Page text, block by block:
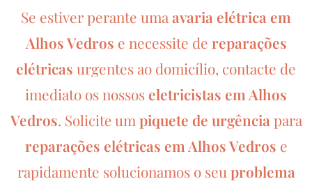
Se estiver perante uma avaria elétrica em
Alhos Vedros e necessite de reparações
elétricas urgentes ao domicílio, contacte de
imediato os nossoseletricistas em Alhos
Vedros. Solicite um piquete de urgência para
reparações elétricas em Alhos Vedros e
rapidamente solucionamos o seu problema